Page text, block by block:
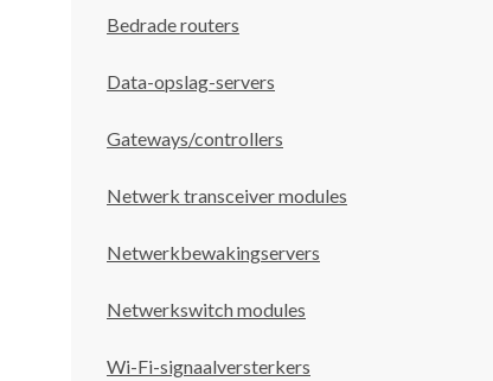
Bedrade routers
Data-opslag-servers
Gateways/controllers
Netwerk transceiver modules
Netwerkbewakingservers
Netwerkswitch modules
Wi-Fi-signaalversterkers